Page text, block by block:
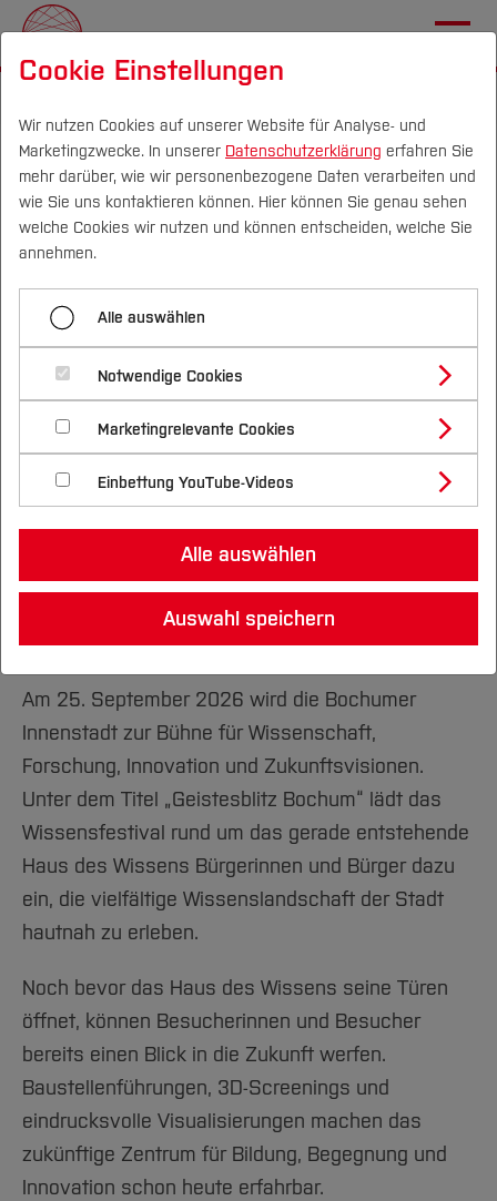
Über
Transferprojekte
Nachhaltigkeitsallianz
MachBar
MachMobil
Transfer Hub
Geistesblitz Bochum mit
THALESruhr
Das Wissensfestival rund um das
Haus des Wissens
Am 25. September 2026 wird die Bochumer
Innenstadt zur Bühne für Wissenschaft,
Forschung, Innovation und Zukunftsvisionen.
Unter dem Titel „Geistesblitz Bochum“ lädt das
Wissensfestival rund um das gerade entstehende
Haus des Wissens Bürgerinnen und Bürger dazu
ein, die vielfältige Wissenslandschaft der Stadt
hautnah zu erleben.
Noch bevor das Haus des Wissens seine Türen
öffnet, können Besucherinnen und Besucher
bereits einen Blick in die Zukunft werfen.
Baustellenführungen, 3D-Screenings und
eindrucksvolle Visualisierungen machen das
zukünftige Zentrum für Bildung, Begegnung und
Innovation schon heute erfahrbar.
Cookie Einstellungen
Wir nutzen Cookies auf unserer Website für Analyse- und
Marketingzwecke. In unserer Datenschutzerklärung erfahren Sie
mehr darüber, wie wir personenbezogene Daten verarbeiten und
wie Sie uns kontaktieren können. Hier können Sie genau sehen
welche Cookies wir nutzen und können entscheiden, welche Sie
annehmen.
Alle auswählen
Notwendige Cookies
Marketingrelevante Cookies
Einbettung YouTube-Videos
Alle auswählen
Auswahl speichern